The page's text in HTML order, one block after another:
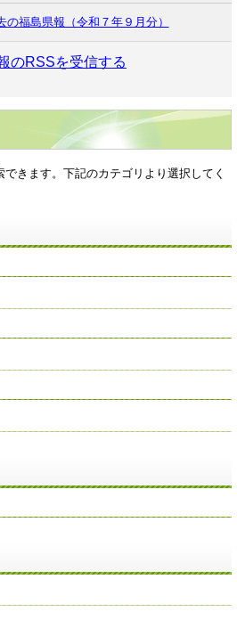
の福島県報（令和７年９月分）
のRSSを受信する
きます。下記のカテゴリより選択してく